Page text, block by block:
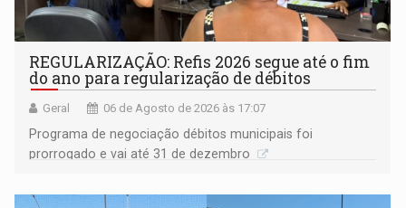
REGULARIZAÇÃO: Refis 2026 segue até o fim
do ano para regularização de débitos
Geral 06 de Agosto de 2026 às 17:07
Programa de negociação débitos municipais foi
prorrogado e vai até 31 de dezembro